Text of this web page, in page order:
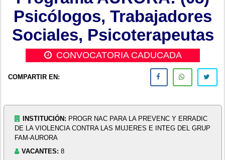
Psicólogos, Trabajadores
Sociales, Psicoterapeutas
CONVOCATORIA CADUCADA
COMPARTIR EN:
INSTITUCIÓN: PROGR NAC PARA LA PREVENC Y ERRADIC
DE LA VIOLENCIA CONTRA LAS MUJERES E INTEG DEL GRUP
FAM-AURORA
VACANTES: 8